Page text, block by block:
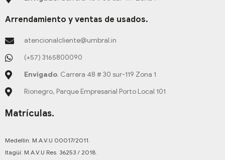
Arrendamiento y ventas de usados.
atencionalcliente@umbral.in
(+57) 3165800090
Envigado. Carrera 48 # 30 sur-119 Zona 1
Rionegro, Parque Empresarial Porto Local 101
Matrículas.
Medellín: M.A.V.U 00017/2011.
Itagüí: M.A.V.U Res. 36253 / 2018.